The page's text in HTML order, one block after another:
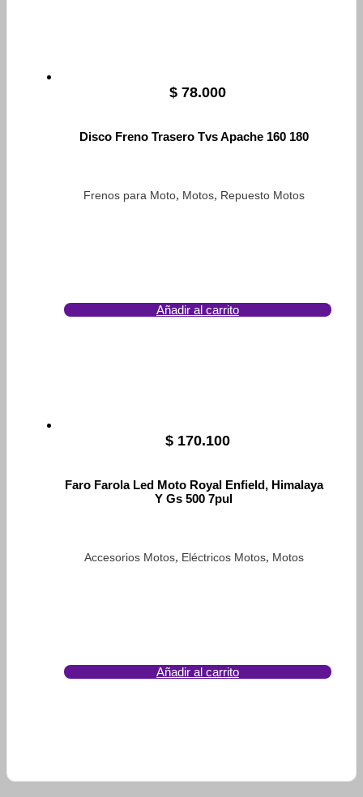
$ 78.000
Disco Freno Trasero Tvs Apache 160 180
Frenos para Moto, Motos, Repuesto Motos
Añadir al carrito
$ 170.100
Faro Farola Led Moto Royal Enfield, Himalaya
Y Gs 500 7pul
Accesorios Motos, Eléctricos Motos, Motos
Añadir al carrito